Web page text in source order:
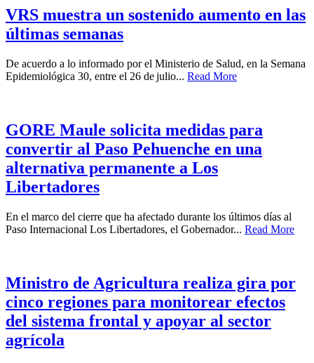
VRS muestra un sostenido aumento en las
últimas semanas
De acuerdo a lo informado por el Ministerio de Salud, en la Semana
Epidemiológica 30, entre el 26 de julio... Read More
GORE Maule solicita medidas para
convertir al Paso Pehuenche en una
alternativa permanente a Los
Libertadores
En el marco del cierre que ha afectado durante los últimos días al
Paso Internacional Los Libertadores, el Gobernador... Read More
Ministro de Agricultura realiza gira por
cinco regiones para monitorear efectos
del sistema frontal y apoyar al sector
agrícola